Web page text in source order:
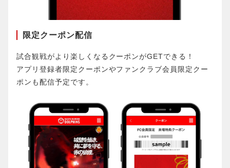
限定クーポン配信
試合観戦がより楽しくなるクーポンがGETできる！
アプリ登録者限定クーポンやファンクラブ会員限定クー
ポンも配信予定です。